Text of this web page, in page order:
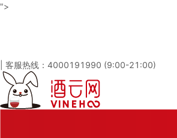
">
客服热线：4000191990 (9:00-21:00)